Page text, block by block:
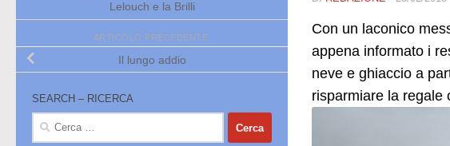
Con un laconico
appena informato i
neve e ghiaccio a
risparmiare la regale
Lelouch e la Brilli
ARTICOLO PRECEDENTE
Il lungo addio
SEARCH – RICERCA
Ricerca
per: